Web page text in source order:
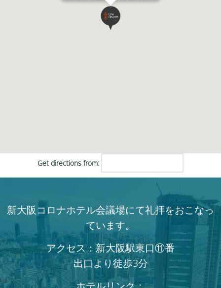
Get directions from:
新大阪コロナホテル会議場にて礼拝をおこなっ
ています。
アクセス：新大阪駅東口⑪番
出口より徒歩3分